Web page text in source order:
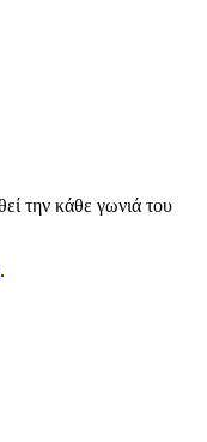
την κάθε γωνιά του
.